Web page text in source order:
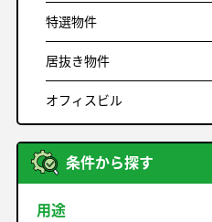
特選物件
居抜き物件
オフィスビル
条件から探す
用途